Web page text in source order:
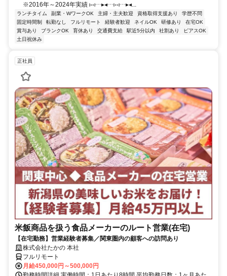
※2016年～2024年実績 ▹◃┄▸◂┄▹◃┄▸◂...
ランチタイム 副業・WワークOK 主婦・主夫歓迎 資格取得支援あり
学歴不問
固定時間制
転勤なし フルリモート 経験者歓迎 ネイルOK 研修あり
在宅OK
賞与あり
ブランクOK 育休あり 交通費支給 駅近5分以内 社割あり
ピアスOK
土日祝休み
正社員
米飯商品を扱う食品メーカーのルート営業(在宅)
【在宅勤務】営業経験者募集／関東圏内の顧客への訪問あり
株式会社たかの 本社
フルリモート
月給450,000円～500,000円